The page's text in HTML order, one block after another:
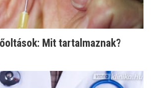
Mit tartalmaznak?